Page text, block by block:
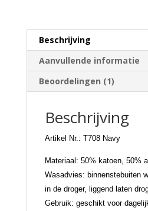
aantalBeschrijving
Aanvullende informatie
Beoordelingen (1)
Beschrijving
Artikel Nr.: T708 Navy
Materiaal: 50% katoen, 50%
Wasadvies: binnenstebuiten
in de droger, liggend laten
Gebruik: geschikt voor